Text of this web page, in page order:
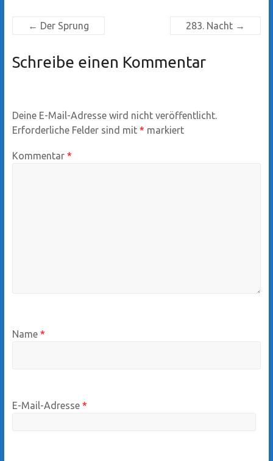
← Der Sprung 283. Nacht →
Schreibe einen Kommentar
Deine E-Mail-Adresse wird nicht veröffentlicht.
Erforderliche Felder sind mit * markiert
Kommentar *
Name *
E-Mail-Adresse *